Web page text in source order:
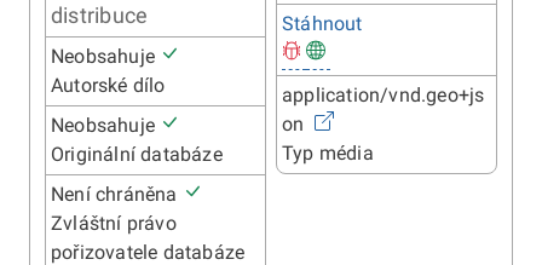
distribuce
Neobsahuje
Autorské dílo
Neobsahuje
Originální databáze
Není chráněna
Zvláštní právo
pořizovatele databáze
Stáhnout
application/vnd.geo+js
on
Typ média